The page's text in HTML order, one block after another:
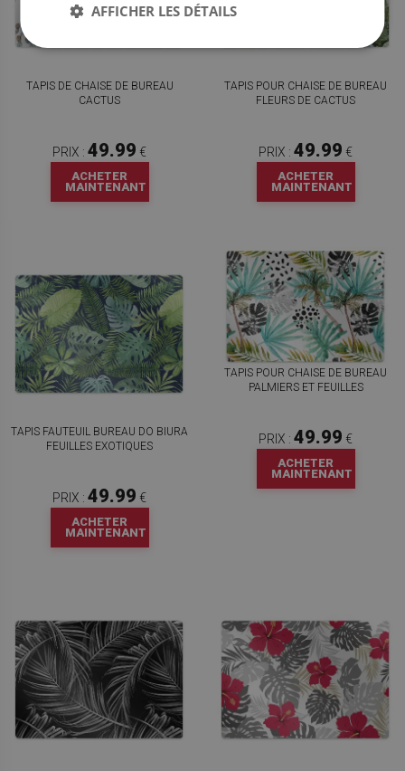
TAPIS DE CHAISE DE BUREAU
CACTUS
PRIX : 49.99 €
ACHETER
MAINTENANT
TAPIS POUR CHAISE DE BUREAU
FLEURS DE CACTUS
PRIX : 49.99 €
ACHETER
MAINTENANT
TAPIS FAUTEUIL BUREAU DO BIURA
FEUILLES EXOTIQUES
PRIX : 49.99 €
ACHETER
MAINTENANT
TAPIS POUR CHAISE DE BUREAU
PALMIERS ET FEUILLES
PRIX : 49.99 €
ACHETER
MAINTENANT
AFFICHER LES DÉTAILS